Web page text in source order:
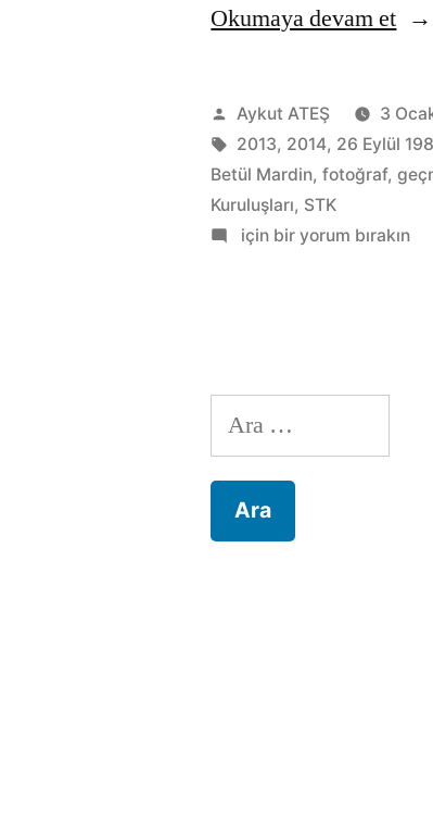
Okumaya devam et
Gönderen:
Aykut ATEŞ 3
Etiketler:
2013, 2014, 26 Eylül
Betül Mardin,fotoğraf,
Kuruluşları, STK
Başlarken…
için bir yorum bırakın
Arama: